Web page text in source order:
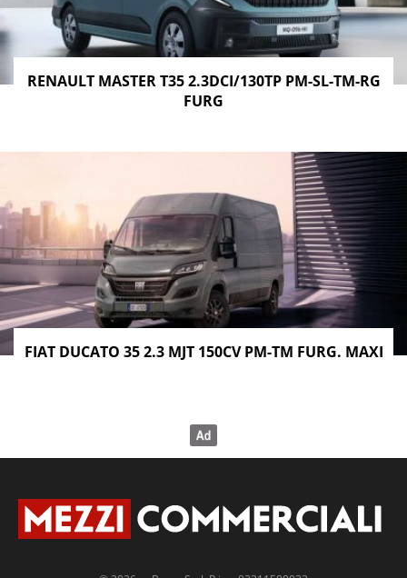
RENAULT MASTER T35 2.3DCI/130TP PM-SL-TM-RG
FURG
FIAT DUCATO 35 2.3 MJT 150CV PM-TM FURG. MAXI